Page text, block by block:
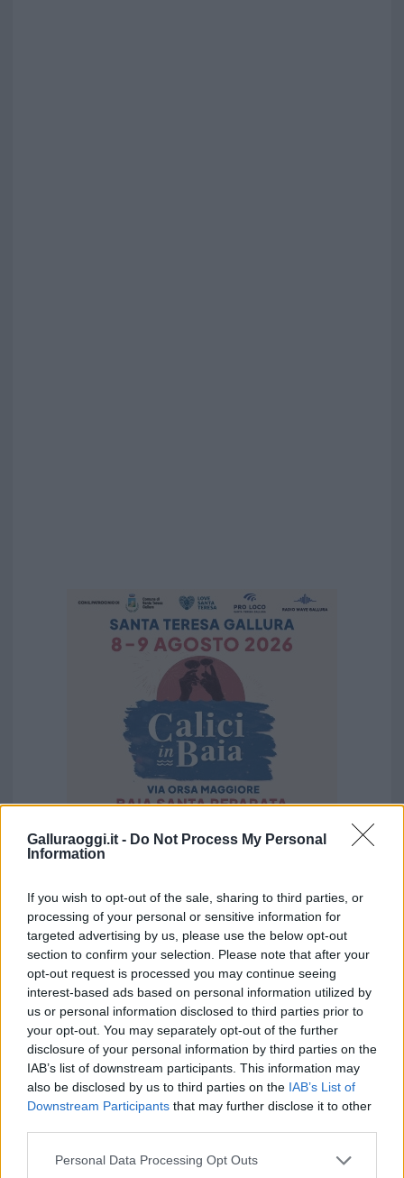
Galluraoggi.it - Do Not Process My Personal
Information
If you wish to opt-out of the sale, sharing to third parties, or
processing of your personal or sensitive information for
targeted advertising by us, please use the below opt-out
section to confirm your selection. Please note that after your
opt-out request is processed you may continue seeing
interest-based ads based on personal information utilized by
us or personal information disclosed to third parties prior to
your opt-out. You may separately opt-out of the further
disclosure of your personal information by third parties on the
IAB’s list of downstream participants. This information may
also be disclosed by us to third parties on the IAB’s List of
Downstream Participants that may further disclose it to other
Please note that this website/app uses one or more Google
Personal Data Processing Opt Outs
Vuoi rimuovere le pubblicità nazionali?
Puoi abbonarti asoli € 1,10 al mese
cliccandoqui
Sei già abbonato?
Puoi effettuare l'accesso andando nella
sezioneLogindal menù del sito o
cliccandoqui
Micol Incorvaia Costa Smeralda